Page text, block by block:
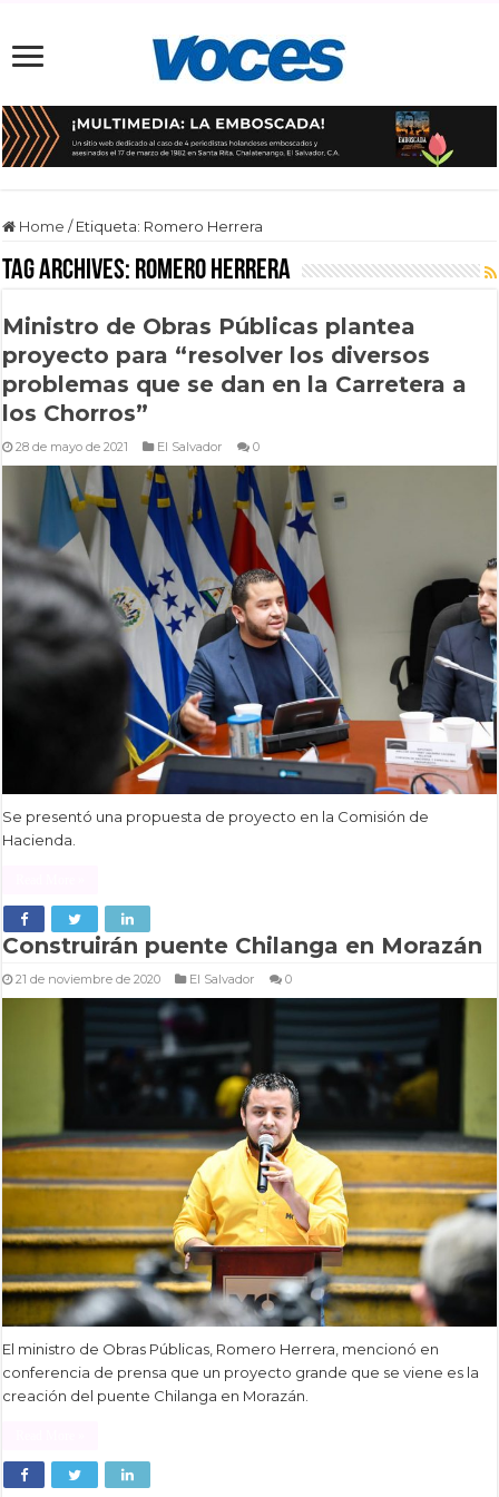
Home / Etiqueta: Romero Herrera
Tag Archives: Romero Herrera
Ministro de Obras Públicas plantea
proyecto para “resolver los diversos
problemas que se dan en la Carretera a
los Chorros”
28 de mayo de 2021 El Salvador 0
Se presentó una propuesta de proyecto en la Comisión de
Hacienda.
Construirán puente Chilanga en Morazán
21 de noviembre de 2020 El Salvador 0
El ministro de Obras Públicas, Romero Herrera, mencionó en
conferencia de prensa que un proyecto grande que se viene es la
creación del puente Chilanga en Morazán.